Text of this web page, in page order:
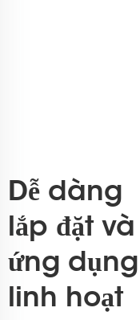
Dễ dàng
lắp đặt và
ứng dụng
linh hoạt